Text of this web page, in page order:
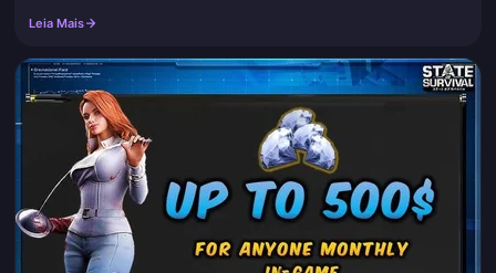
primeiro...
Leia Mais